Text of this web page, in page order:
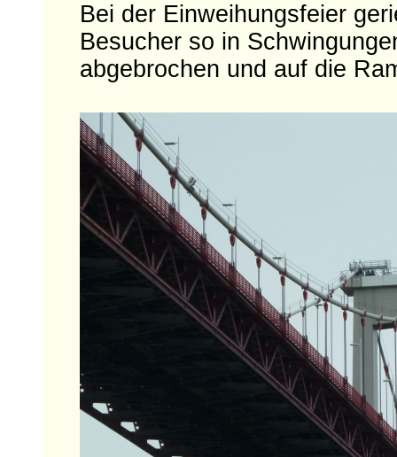
Bei der Einweihungsfeier
Besucher so in
abgebrochen und auf die